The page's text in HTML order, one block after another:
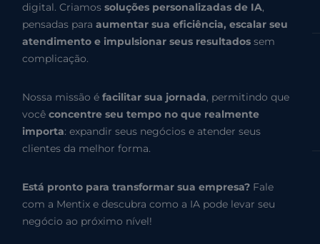
digital. Criamossoluções personalizadas de IA,
pensadas paraaumentar sua eficiência, escalar seu
atendimento e impulsionar seus resultados sem
complicação.
Nossa missão éfacilitar sua jornada, permitindo que
vocêconcentre seu tempo no que realmente
importa: expandir seus negócios e atender seus
clientes da melhor forma.
Está pronto para transformar sua empresa? Fale
com a Mentix e descubra como a IA pode levar seu
negócio ao próximo nível!